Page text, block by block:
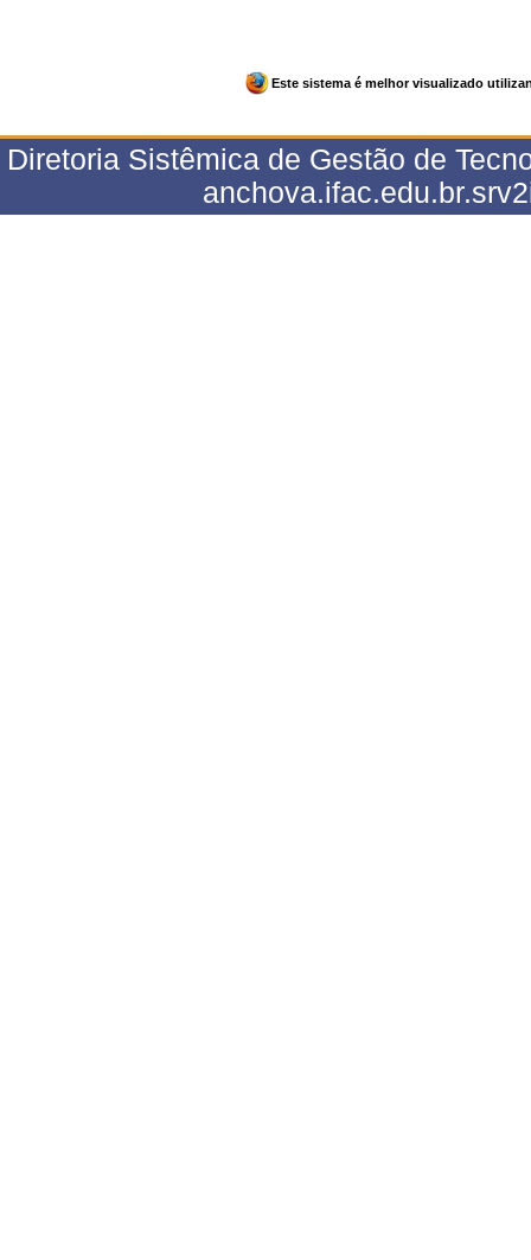
Este sistema é melhor visualizado
Diretoria Sistêmica de Gestão de